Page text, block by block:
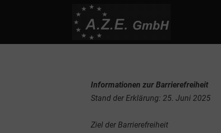
Informationen zur Barrierefreiheit
Stand der Erklärung: 25. Juni 2025
Ziel der Barrierefreiheit